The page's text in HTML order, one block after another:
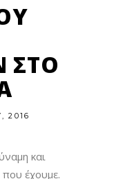
ΣΤΟ
2016
και
που έχουμε.